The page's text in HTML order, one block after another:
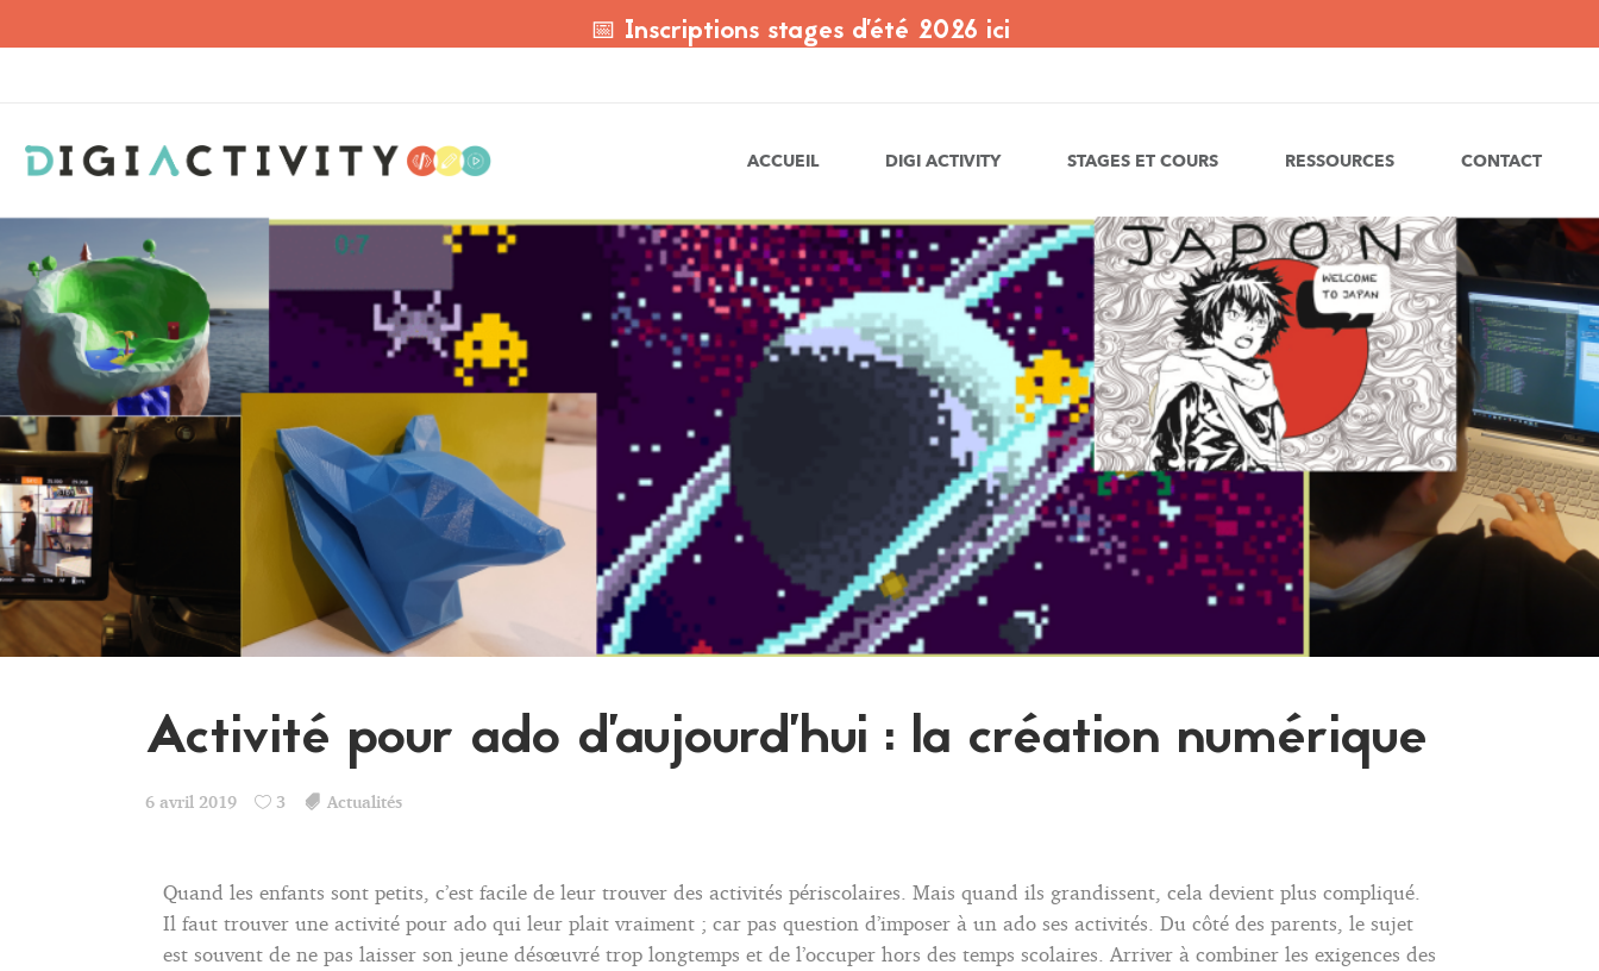
📅 Inscriptions stages d'été 2026 ici
ACCUEIL DIGI ACTIVITY STAGES ET COURS RESSOURCES CONTACT
Activité pour ado d’aujourd’hui : la création numérique
6 avril 2019 3 Actualités
Quand les enfants sont petits, c’est facile de leur trouver des activités périscolaires. Mais quand ils grandissent, cela devient plus compliqué.
Il faut trouver une activité pour ado qui leur plait vraiment ; car pas question d’imposer à un ado ses activités. Du côté des parents, le sujet
est souvent de ne pas laisser son jeune désœuvré trop longtemps et de l’occuper hors des temps scolaires. Arriver à combiner les exigences des